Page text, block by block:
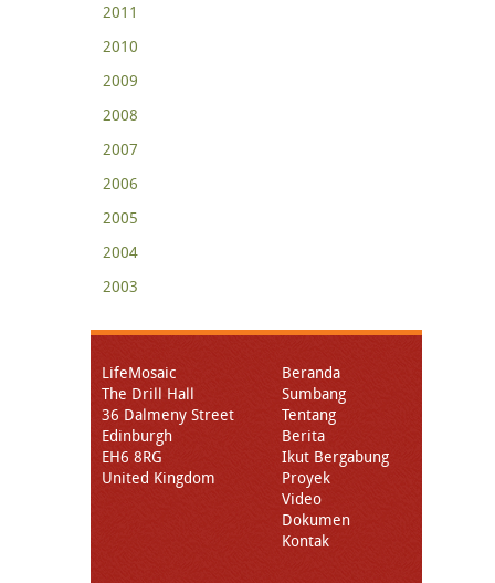
2011
2010
2009
2008
2007
2006
2005
2004
2003
LifeMosaic
The Drill Hall
36 Dalmeny Street
Edinburgh
EH6 8RG
United Kingdom
Beranda
Sumbang
Tentang
Berita
Ikut Bergabung
Proyek
Video
Dokumen
Kontak